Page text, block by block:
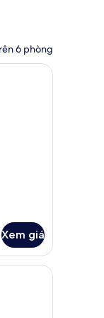
6 phòng
cỡ queen | Bàn,
Xem giá
đình | Bàn, khu vực